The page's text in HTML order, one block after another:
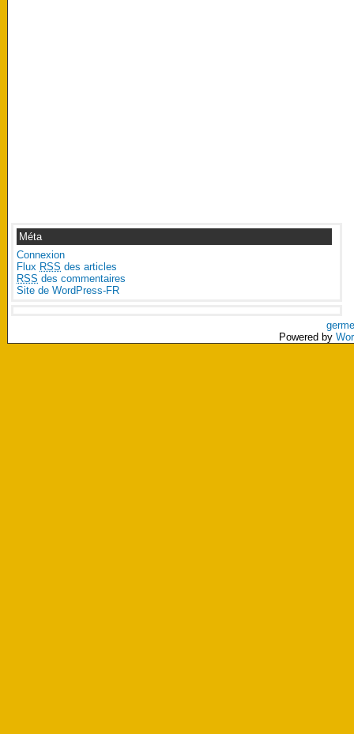
Méta
Connexion
Flux RSS des articles
RSS des commentaires
Site de WordPress-FR
Powered by